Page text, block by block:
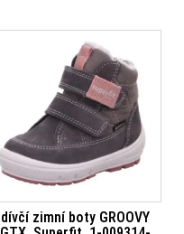
dívčí zimní boty GROOVY